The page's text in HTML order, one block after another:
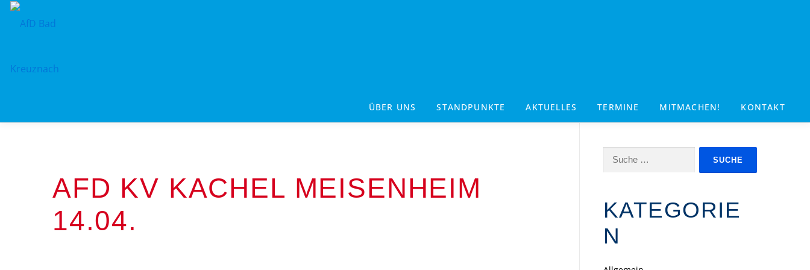
Zum
Inhalt
ÜBER UNS STANDPUNKTE AKTUELLES TERMINE MITMACHEN! KONTAKT
AFD KV KACHEL MEISENHEIM
14.04.
Suche
KATEGORIE
N